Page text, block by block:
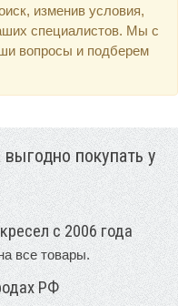
изменив условия,
специалистов. Мы с
вопросы и подберем
покупать у
с 2006 года
все товары.
РФ